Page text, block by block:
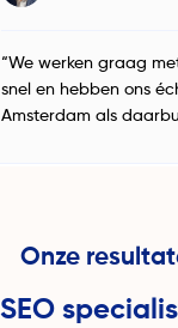
“We werken graag
snel en hebben ons
Amsterdam als
SEO